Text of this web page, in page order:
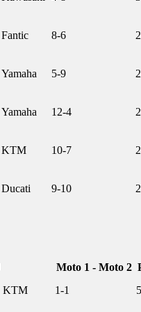
Fantic 8-6
Yamaha 5-9
Yamaha 12-4
KTM 10-7
Ducati 9-10
Moto 1 - Moto 2
KTM 1-1